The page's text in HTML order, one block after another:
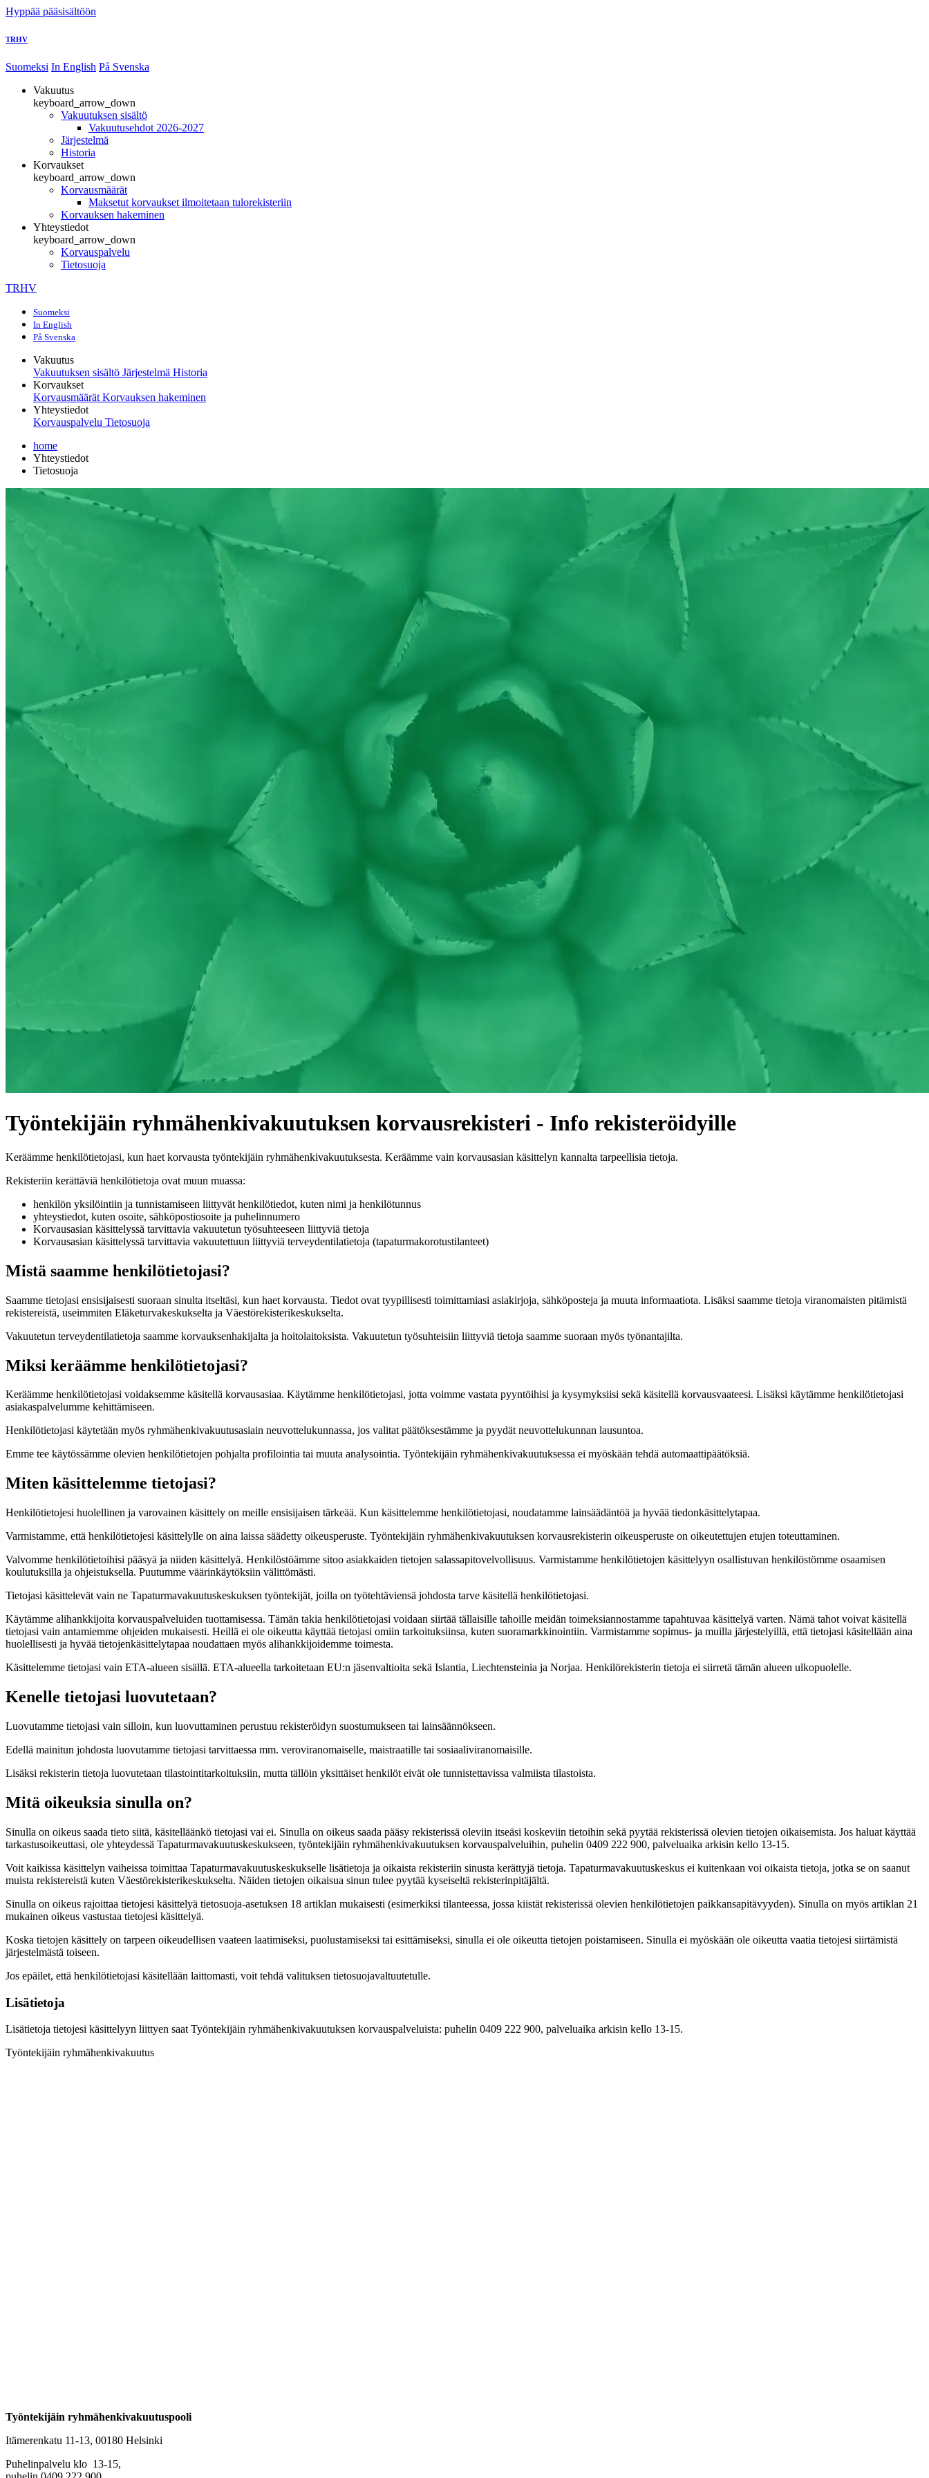
Hyppää pääsisältöön
TRHV
Suomeksi In English På Svenska
Vakuutus
keyboard_arrow_down
Vakuutuksen sisältö
Vakuutusehdot 2026-2027
Järjestelmä
Historia
Korvaukset
keyboard_arrow_down
Korvausmäärät
Maksetut korvaukset ilmoitetaan tulorekisteriin
Korvauksen hakeminen
Yhteystiedot
keyboard_arrow_down
Korvauspalvelu
Tietosuoja
TRHV
Suomeksi
In English
På Svenska
Vakuutus
Vakuutuksen sisältö Järjestelmä Historia
Korvaukset
Korvausmäärät Korvauksen hakeminen
Yhteystiedot
Korvauspalvelu Tietosuoja
home
Yhteystiedot
Tietosuoja
Työntekijäin ryhmähenkivakuutuksen korvausrekisteri - Info rekisteröidyille
Keräämme henkilötietojasi, kun haet korvausta työntekijäin ryhmähenkivakuutuksesta. Keräämme vain korvausasian käsittelyn kannalta tarpeellisia tietoja.
Rekisteriin kerättäviä henkilötietoja ovat muun muassa:
henkilön yksilöintiin ja tunnistamiseen liittyvät henkilötiedot, kuten nimi ja henkilötunnus
yhteystiedot, kuten osoite, sähköpostiosoite ja puhelinnumero
Korvausasian käsittelyssä tarvittavia vakuutetun työsuhteeseen liittyviä tietoja
Korvausasian käsittelyssä tarvittavia vakuutettuun liittyviä terveydentilatietoja (tapaturmakorotustilanteet)
Mistä saamme henkilötietojasi?
Saamme tietojasi ensisijaisesti suoraan sinulta itseltäsi, kun haet korvausta. Tiedot ovat tyypillisesti toimittamiasi asiakirjoja, sähköposteja ja muuta informaatiota. Lisäksi saamme tietoja viranomaisten pitämistä
rekistereistä, useimmiten Eläketurvakeskukselta ja Väestörekisterikeskukselta.
Vakuutetun terveydentilatietoja saamme korvauksenhakijalta ja hoitolaitoksista. Vakuutetun työsuhteisiin liittyviä tietoja saamme suoraan myös työnantajilta.
Miksi keräämme henkilötietojasi?
Keräämme henkilötietojasi voidaksemme käsitellä korvausasiaa. Käytämme henkilötietojasi, jotta voimme vastata pyyntöihisi ja kysymyksiisi sekä käsitellä korvausvaateesi. Lisäksi käytämme henkilötietojasi
asiakaspalvelumme kehittämiseen.
Henkilötietojasi käytetään myös ryhmähenkivakuutusasiain neuvottelukunnassa, jos valitat päätöksestämme ja pyydät neuvottelukunnan lausuntoa.
Emme tee käytössämme olevien henkilötietojen pohjalta profilointia tai muuta analysointia. Työntekijäin ryhmähenkivakuutuksessa ei myöskään tehdä automaattipäätöksiä.
Miten käsittelemme tietojasi?
Henkilötietojesi huolellinen ja varovainen käsittely on meille ensisijaisen tärkeää. Kun käsittelemme henkilötietojasi, noudatamme lainsäädäntöä ja hyvää tiedonkäsittelytapaa.
Varmistamme, että henkilötietojesi käsittelylle on aina laissa säädetty oikeusperuste. Työntekijäin ryhmähenkivakuutuksen korvausrekisterin oikeusperuste on oikeutettujen etujen toteuttaminen.
Valvomme henkilötietoihisi pääsyä ja niiden käsittelyä. Henkilöstöämme sitoo asiakkaiden tietojen salassapitovelvollisuus. Varmistamme henkilötietojen käsittelyyn osallistuvan henkilöstömme osaamisen
koulutuksilla ja ohjeistuksella. Puutumme väärinkäytöksiin välittömästi.
Tietojasi käsittelevät vain ne Tapaturmavakuutuskeskuksen työntekijät, joilla on työtehtäviensä johdosta tarve käsitellä henkilötietojasi.
Käytämme alihankkijoita korvauspalveluiden tuottamisessa. Tämän takia henkilötietojasi voidaan siirtää tällaisille tahoille meidän toimeksiannostamme tapahtuvaa käsittelyä varten. Nämä tahot voivat käsitellä
tietojasi vain antamiemme ohjeiden mukaisesti. Heillä ei ole oikeutta käyttää tietojasi omiin tarkoituksiinsa, kuten suoramarkkinointiin. Varmistamme sopimus- ja muilla järjestelyillä, että tietojasi käsitellään aina
huolellisesti ja hyvää tietojenkäsittelytapaa noudattaen myös alihankkijoidemme toimesta.
Käsittelemme tietojasi vain ETA-alueen sisällä. ETA-alueella tarkoitetaan EU:n jäsenvaltioita sekä Islantia, Liechtensteinia ja Norjaa. Henkilörekisterin tietoja ei siirretä tämän alueen ulkopuolelle.
Kenelle tietojasi luovutetaan?
Luovutamme tietojasi vain silloin, kun luovuttaminen perustuu rekisteröidyn suostumukseen tai lainsäännökseen.
Edellä mainitun johdosta luovutamme tietojasi tarvittaessa mm. veroviranomaiselle, maistraatille tai sosiaaliviranomaisille.
Lisäksi rekisterin tietoja luovutetaan tilastointitarkoituksiin, mutta tällöin yksittäiset henkilöt eivät ole tunnistettavissa valmiista tilastoista.
Mitä oikeuksia sinulla on?
Sinulla on oikeus saada tieto siitä, käsitelläänkö tietojasi vai ei. Sinulla on oikeus saada pääsy rekisterissä oleviin itseäsi koskeviin tietoihin sekä pyytää rekisterissä olevien tietojen oikaisemista. Jos haluat käyttää
tarkastusoikeuttasi, ole yhteydessä Tapaturmavakuutuskeskukseen, työntekijäin ryhmähenkivakuutuksen korvauspalveluihin, puhelin 0409 222 900, palveluaika arkisin kello 13-15.
Voit kaikissa käsittelyn vaiheissa toimittaa Tapaturmavakuutuskeskukselle lisätietoja ja oikaista rekisteriin sinusta kerättyjä tietoja. Tapaturmavakuutuskeskus ei kuitenkaan voi oikaista tietoja, jotka se on saanut
muista rekistereistä kuten Väestörekisterikeskukselta. Näiden tietojen oikaisua sinun tulee pyytää kyseiseltä rekisterinpitäjältä.
Sinulla on oikeus rajoittaa tietojesi käsittelyä tietosuoja-asetuksen 18 artiklan mukaisesti (esimerkiksi tilanteessa, jossa kiistät rekisterissä olevien henkilötietojen paikkansapitävyyden). Sinulla on myös artiklan 21
mukainen oikeus vastustaa tietojesi käsittelyä.
Koska tietojen käsittely on tarpeen oikeudellisen vaateen laatimiseksi, puolustamiseksi tai esittämiseksi, sinulla ei ole oikeutta tietojen poistamiseen. Sinulla ei myöskään ole oikeutta vaatia tietojesi siirtämistä
järjestelmästä toiseen.
Jos epäilet, että henkilötietojasi käsitellään laittomasti, voit tehdä valituksen tietosuojavaltuutetulle.
Lisätietoja
Lisätietoja tietojesi käsittelyyn liittyen saat Työntekijäin ryhmähenkivakuutuksen korvauspalveluista: puhelin 0409 222 900, palveluaika arkisin kello 13-15.
Työntekijäin ryhmähenkivakuutus
Työntekijäin ryhmähenkivakuutuspooli
Itämerenkatu 11-13, 00180 Helsinki
Puhelinpalvelu klo 13-15,